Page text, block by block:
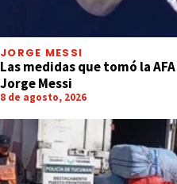
JORGE MESSI
Las medidas que tomó la
Jorge Messi
8 de agosto, 2026